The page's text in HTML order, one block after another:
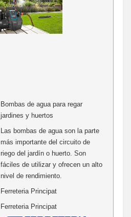
Bombas de agua para regar
jardines y huertos
Las bombas de agua son la parte
más importante del circuito de
riego del jardín o huerto. Son
fáciles de utilizar y ofrecen un alto
nivel de rendimiento.
Ferreteria Principat
Ferreteria Principat